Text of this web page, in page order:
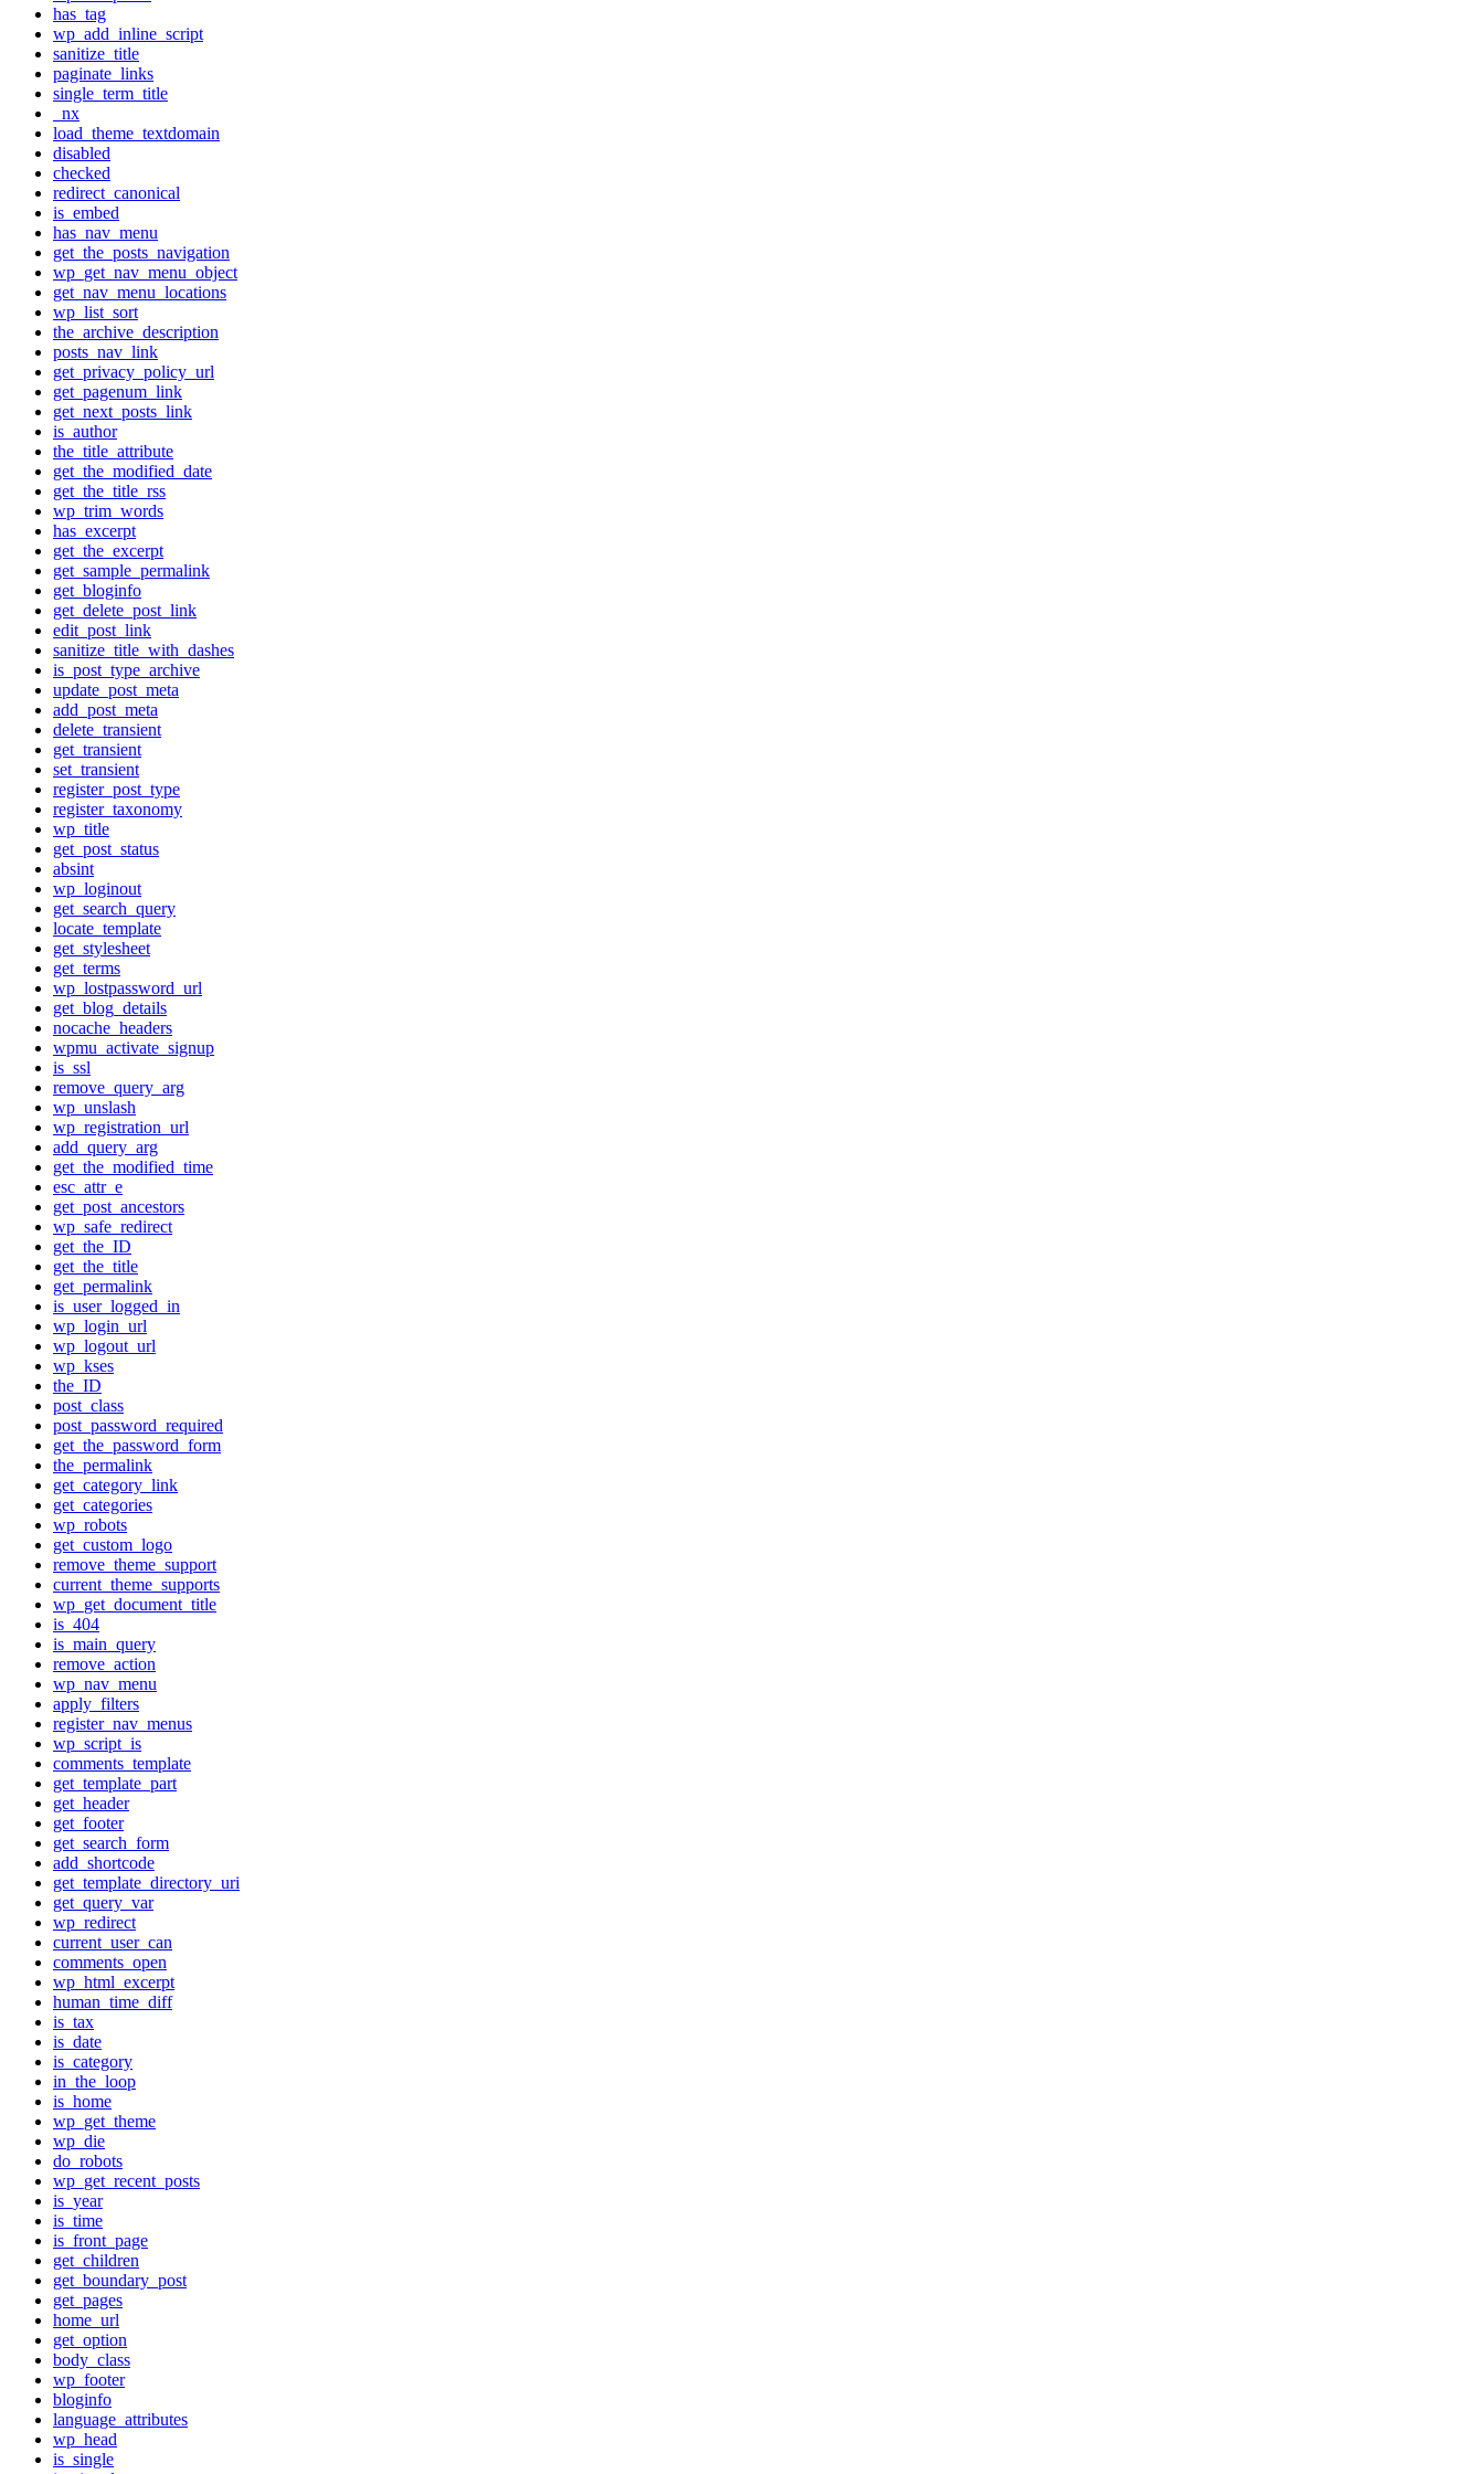
has_tag
wp_add_inline_script
sanitize_title
paginate_links
single_term_title
_nx
load_theme_textdomain
disabled
checked
redirect_canonical
is_embed
has_nav_menu
get_the_posts_navigation
wp_get_nav_menu_object
get_nav_menu_locations
wp_list_sort
the_archive_description
posts_nav_link
get_privacy_policy_url
get_pagenum_link
get_next_posts_link
is_author
the_title_attribute
get_the_modified_date
get_the_title_rss
wp_trim_words
has_excerpt
get_the_excerpt
get_sample_permalink
get_bloginfo
get_delete_post_link
edit_post_link
sanitize_title_with_dashes
is_post_type_archive
update_post_meta
add_post_meta
delete_transient
get_transient
set_transient
register_post_type
register_taxonomy
wp_title
get_post_status
absint
wp_loginout
get_search_query
locate_template
get_stylesheet
get_terms
wp_lostpassword_url
get_blog_details
nocache_headers
wpmu_activate_signup
is_ssl
remove_query_arg
wp_unslash
wp_registration_url
add_query_arg
get_the_modified_time
esc_attr_e
get_post_ancestors
wp_safe_redirect
get_the_ID
get_the_title
get_permalink
is_user_logged_in
wp_login_url
wp_logout_url
wp_kses
the_ID
post_class
post_password_required
get_the_password_form
the_permalink
get_category_link
get_categories
wp_robots
get_custom_logo
remove_theme_support
current_theme_supports
wp_get_document_title
is_404
is_main_query
remove_action
wp_nav_menu
apply_filters
register_nav_menus
wp_script_is
comments_template
get_template_part
get_header
get_footer
get_search_form
add_shortcode
get_template_directory_uri
get_query_var
wp_redirect
current_user_can
comments_open
wp_html_excerpt
human_time_diff
is_tax
is_date
is_category
in_the_loop
is_home
wp_get_theme
wp_die
do_robots
wp_get_recent_posts
is_year
is_time
is_front_page
get_children
get_boundary_post
get_pages
home_url
get_option
body_class
wp_footer
bloginfo
language_attributes
wp_head
is_single